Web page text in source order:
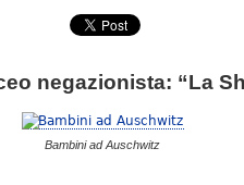
negazionista: “La
Bambini ad Auschwitz